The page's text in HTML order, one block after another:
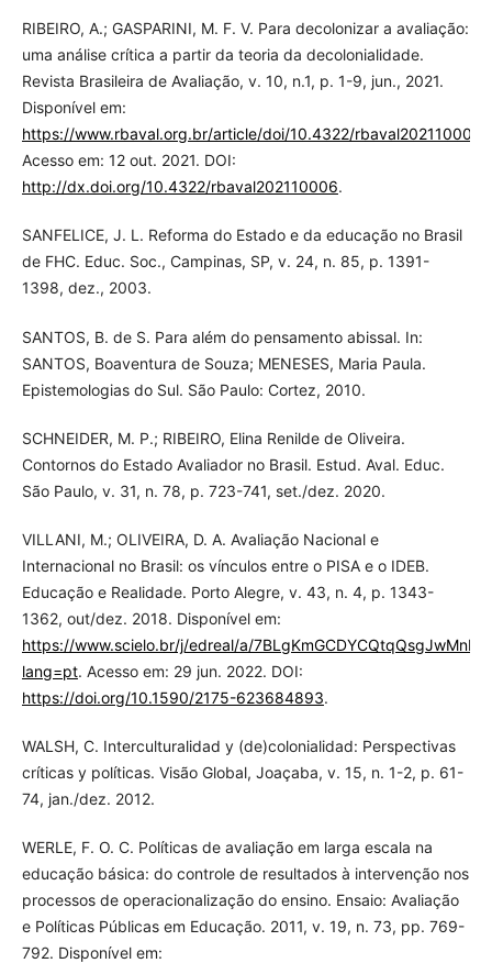
RIBEIRO, A.; GASPARINI, M. F. V. Para decolonizar a avaliação:
uma análise crítica a partir da teoria da decolonialidade.
Revista Brasileira de Avaliação, v. 10, n.1, p. 1-9, jun., 2021.
Disponível em:
https://www.rbaval.org.br/article/doi/10.4322/rbaval202110006
Acesso em: 12 out. 2021. DOI:
http://dx.doi.org/10.4322/rbaval202110006.
SANFELICE, J. L. Reforma do Estado e da educação no Brasil
de FHC. Educ. Soc., Campinas, SP, v. 24, n. 85, p. 1391-
1398, dez., 2003.
SANTOS, B. de S. Para além do pensamento abissal. In:
SANTOS, Boaventura de Souza; MENESES, Maria Paula.
Epistemologias do Sul. São Paulo: Cortez, 2010.
SCHNEIDER, M. P.; RIBEIRO, Elina Renilde de Oliveira.
Contornos do Estado Avaliador no Brasil. Estud. Aval. Educ.
São Paulo, v. 31, n. 78, p. 723-741, set./dez. 2020.
VILLANI, M.; OLIVEIRA, D. A. Avaliação Nacional e
Internacional no Brasil: os vínculos entre o PISA e o IDEB.
Educação e Realidade. Porto Alegre, v. 43, n. 4, p. 1343-
1362, out/dez. 2018. Disponível em:
https://www.scielo.br/j/edreal/a/
lang=pt. Acesso em: 29 jun. 2022. DOI:
https://doi.org/10.1590/2175-623684893.
WALSH, C. Interculturalidad y (de)colonialidad: Perspectivas
críticas y políticas. Visão Global, Joaçaba, v. 15, n. 1-2, p. 61-
74, jan./dez. 2012.
WERLE, F. O. C. Políticas de avaliação em larga escala na
educação básica: do controle de resultados à intervenção nos
processos de operacionalização do ensino. Ensaio: Avaliação
e Políticas Públicas em Educação. 2011, v. 19, n. 73, pp. 769-
792. Disponível em: